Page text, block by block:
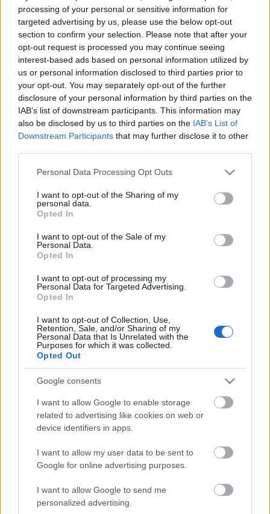
processing of your personal or sensitive information for
targeted advertising by us, please use the below opt-out
section to confirm your selection. Please note that after your
opt-out request is processed you may continue seeing
interest-based ads based on personal information utilized by
us or personal information disclosed to third parties prior to
your opt-out. You may separately opt-out of the further
disclosure of your personal information by third parties on the
IAB’s list of downstream participants. This information may
also be disclosed by us to third parties on the IAB’s List of
Downstream Participants that may further disclose it to other
Please note that this website/app uses one or more Google
not limited to your visit or usage behaviour. You may click to
grant or deny consent to Google and its third-party tags to
use your data for below specified purposes in below Google
consent section.
Personal Data Processing Opt Outs
I want to opt-out of the Sharing of my
personal data.
Opted In
I want to opt-out of the Sale of my
Personal Data.
Opted In
I want to opt-out of processing my
Personal Data for Targeted Advertising.
Opted In
I want to opt-out of Collection, Use,
Retention, Sale, and/or Sharing of my
Personal Data that Is Unrelated with the
Purposes for which it was collected.
Opted Out
Google consents
I want to allow Google to enable storage
related to advertising like cookies on web or
device identifiers in apps.
I want to allow my user data to be sent to
Google for online advertising purposes.
I want to allow Google to send me
personalized advertising.
kis tálba a repceolajat, a kukoricakeményítőt, a chili-
t és a szójaszószt és kenegessük rá a karfiolrózsákra,
végül szórjuk meg a pirított szezámmaggal és az
apróra vágott újhagymával.180 fokon 20-25 perc
alatt süssük,készre,aranybarnává.
Címkék:köret pikáns szójaszósz chili karfiol gluténmentes
vegetáriánus újhagyma vegán szezámmagos
lisztmentes